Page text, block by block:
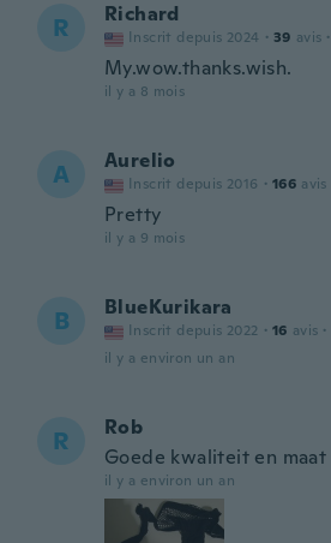
R Richard
Inscrit depuis 2024 · 39 avis ·
My.wow.thanks.wish.
il y a 8 mois
A Aurelio
Inscrit depuis 2016 · 166 avis
Pretty
il y a 9 mois
B BlueKurikara
Inscrit depuis 2022 · 16 avis ·
il y a environ un an
R
Rob
Goede kwaliteit en maat
il y a environ un an